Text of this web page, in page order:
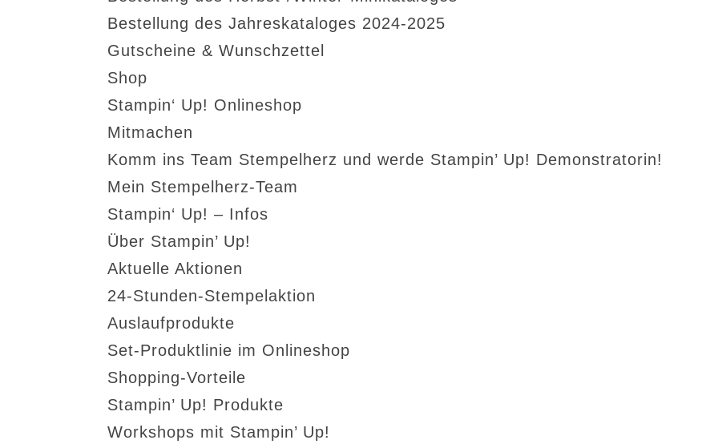
Bestellung des Jahreskataloges 2024-2025
Gutscheine & Wunschzettel
Shop
Stampin‘ Up! Onlineshop
Mitmachen
Komm ins Team Stempelherz und werde Stampin’ Up! Demonstratorin!
Mein Stempelherz-Team
Stampin‘ Up! – Infos
Über Stampin’ Up!
Aktuelle Aktionen
24-Stunden-Stempelaktion
Auslaufprodukte
Set-Produktlinie im Onlineshop
Shopping-Vorteile
Stampin’ Up! Produkte
Workshops mit Stampin’ Up!